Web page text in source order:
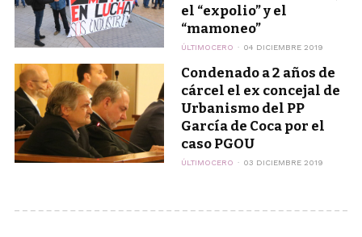
el “expolio” y el
“mamoneo”
ÚLTIMOCERO 04 DICIEMBRE 2019
Condenado a 2 años de
cárcel el ex concejal de
Urbanismo del PP
García de Coca por el
caso PGOU
ÚLTIMOCERO 03 DICIEMBRE 2019